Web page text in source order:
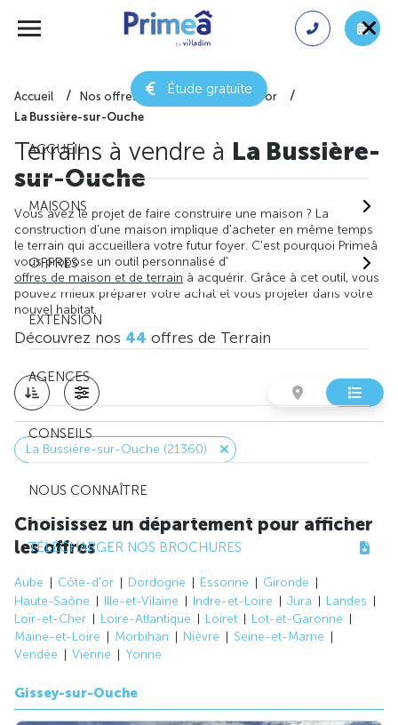
Étude gratuite
ACCUEIL
MAISONS
OFFRES
EXTENSION
AGENCES
CONSEILS
NOUS CONNAÎTRE
TÉLÉCHARGER NOS BROCHURES
Accueil Nos offres de terrain
Côte-d'or
La Bussière-sur-Ouche
Terrains à vendre à La Bussière-
sur-Ouche
Vous avez le projet de faire construire une maison ? La
construction d'une maison implique d'acheter en même temps
le terrain qui accueillera votre futur foyer. C'est pourquoi Primeâ
vous propose un outil personnalisé d'
offres de maison et de terrain à acquérir. Grâce à cet outil, vous
pouvez mieux préparer votre achat et vous projeter dans votre
nouvel habitat.
Découvrez nos 44 offres de Terrain
La Bussière-sur-Ouche (21360)
Choisissez un département pour afficher
les offres
Aube Côte-d'or Dordogne Essonne
Gironde
Haute-Saône
Ille-et-Vilaine Indre-et-Loire Jura
Landes
Loir-et-Cher
Loire-Atlantique Loiret
Lot-et-Garonne
Maine-et-Loire
Morbihan Nièvre
Seine-et-Marne
Vendée
Vienne Yonne
Gissey-sur-Ouche